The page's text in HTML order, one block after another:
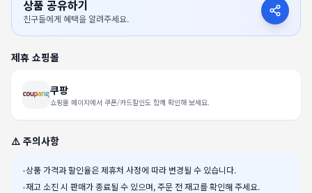
상품 공유하기
친구들에게 혜택을 알려주세요.
제휴 쇼핑몰
쿠팡
쇼핑몰 페이지에서 쿠폰/카드할인도 함께 확인해 보세요.
⚠️ 주의사항
•상품 가격과 할인율은 제휴처 사정에 따라 변경될 수 있습니다.
•재고 소진 시 판매가 종료될 수 있으며, 주문 전 재고를 확인해 주세요.